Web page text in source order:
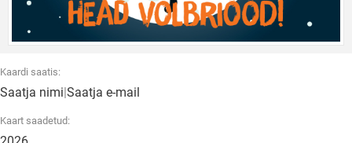
Kaardi saatis:
Saatja nimi|Saatja e-mail
Kaart saadetud: